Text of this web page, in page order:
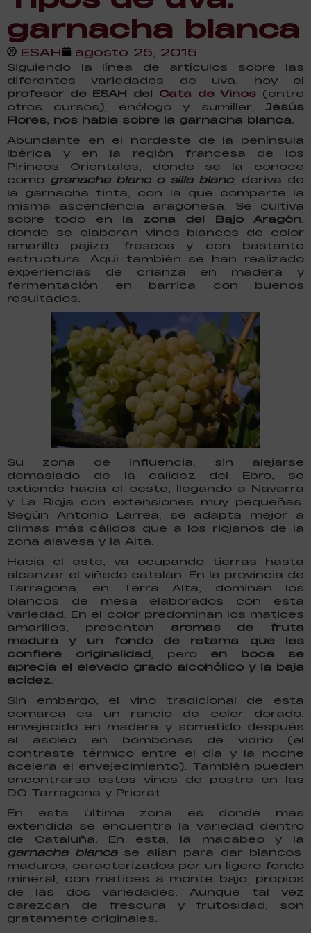
garnacha blanca
ESAH agosto 25, 2015
Siguiendo la línea de artículos sobre las
diferentes variedades de uva, hoy el
profesor de ESAH del Cata de Vinos (entre
otros cursos), enólogo y sumiller, Jesús
Flores, nos habla sobre la garnacha blanca.
Abundante en el nordeste de la península
Ibérica y en la región francesa de los
Pirineos Orientales, donde se la conoce
como grenache blanc o silla blanc, deriva de
la garnacha tinta, con la que comparte la
misma ascendencia aragonesa. Se cultiva
sobre todo en la zona del Bajo Aragón,
donde se elaboran vinos blancos de color
amarillo pajizo, frescos y con bastante
estructura. Aquí también se han realizado
experiencias de crianza en madera y
fermentación en barrica con buenos
resultados.
Su zona de influencia, sin alejarse
demasiado de la calidez del Ebro, se
extiende hacia el oeste, llegando a Navarra
y La Rioja con extensiones muy pequeñas.
Según Antonio Larrea, se adapta mejor a
climas más cálidos que a los riojanos de la
zona alavesa y la Alta.
Hacia el este, va ocupando tierras hasta
alcanzar el viñedo catalán. En la provincia de
Tarragona, en Terra Alta, dominan los
blancos de mesa elaborados con esta
variedad. En el color predominan los matices
amarillos, presentan aromas de fruta
madura y un fondo de retama que les
confiere originalidad, pero en boca se
aprecia el elevado grado alcohólico y la baja
acidez.
Sin embargo, el vino tradicional de esta
comarca es un rancio de color dorado,
envejecido en madera y sometido después
al asoleo en bombonas de vidrio (el
contraste térmico entre el día y la noche
acelera el envejecimiento). También pueden
encontrarse estos vinos de postre en las
DO Tarragona y Priorat.
En esta última zona es donde más
extendida se encuentra la variedad dentro
de Cataluña. En esta, la macabeo y la
garnacha blancase alían para dar blancos
maduros, caracterizados por un ligero fondo
mineral, con matices a monte bajo, propios
de las dos variedades. Aunque tal vez
carezcan de frescura y frutosidad, son
gratamente originales.